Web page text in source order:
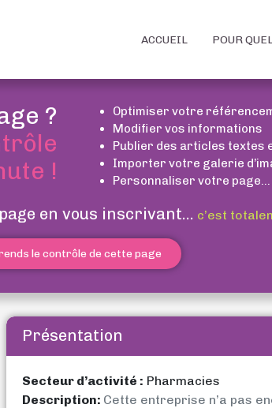
ACCUEIL POUR
?
!
Optimiser votre
Modifier vos informations
Publier des articles textes
Importer votre galerie
Personnaliser votre page...
en vous inscrivant... c’est
le contrôle de cette page
Présentation
Secteur d’activité : Pharmacies
Description: Cette entreprise n’a pas